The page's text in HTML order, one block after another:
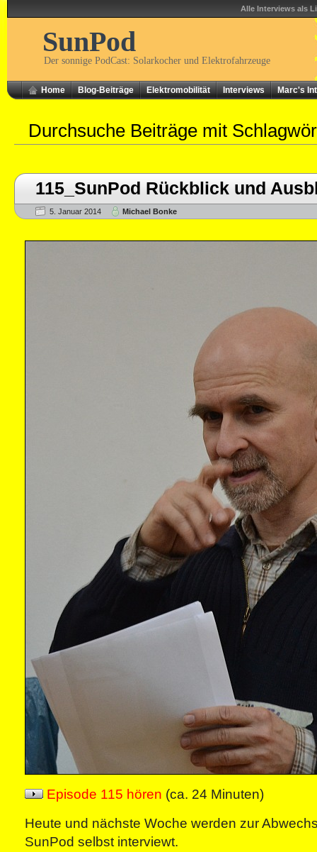
Alle Interviews als
SunPod
Der sonnige PodCast: Solarkocher und Elektrofahrzeuge
Home Blog-Beiträge Elektromobilität Interviews Marc's
Durchsuche Beiträge mit
115_SunPod Rückblick und
5. Januar 2014 Michael Bonke
Episode 115 hören (ca. 24 Minuten)
Heute und nächste Woche werden zur
SunPod selbst interviewt.